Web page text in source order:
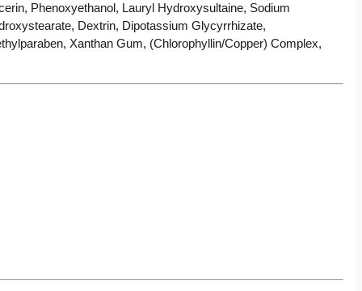
Phenoxyethanol, Lauryl Hydroxysultaine, Sodium
Dextrin, Dipotassium Glycyrrhizate,
Xanthan Gum, (Chlorophyllin/Copper) Complex,